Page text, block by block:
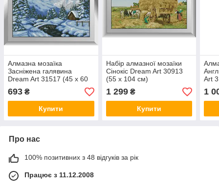
Алмазна мозаїка
Засніжена галявина
Dream Art 31517 (45 x 60
см)
693 ₴
Купити
Набір алмазної мозаїки
Сінокіс Dream Art 30913
(55 x 104 см)
1 299₴
Купити
Art
1
Про нас
100% позитивних з 48 відгуків за рік
Працює з 11.12.2008